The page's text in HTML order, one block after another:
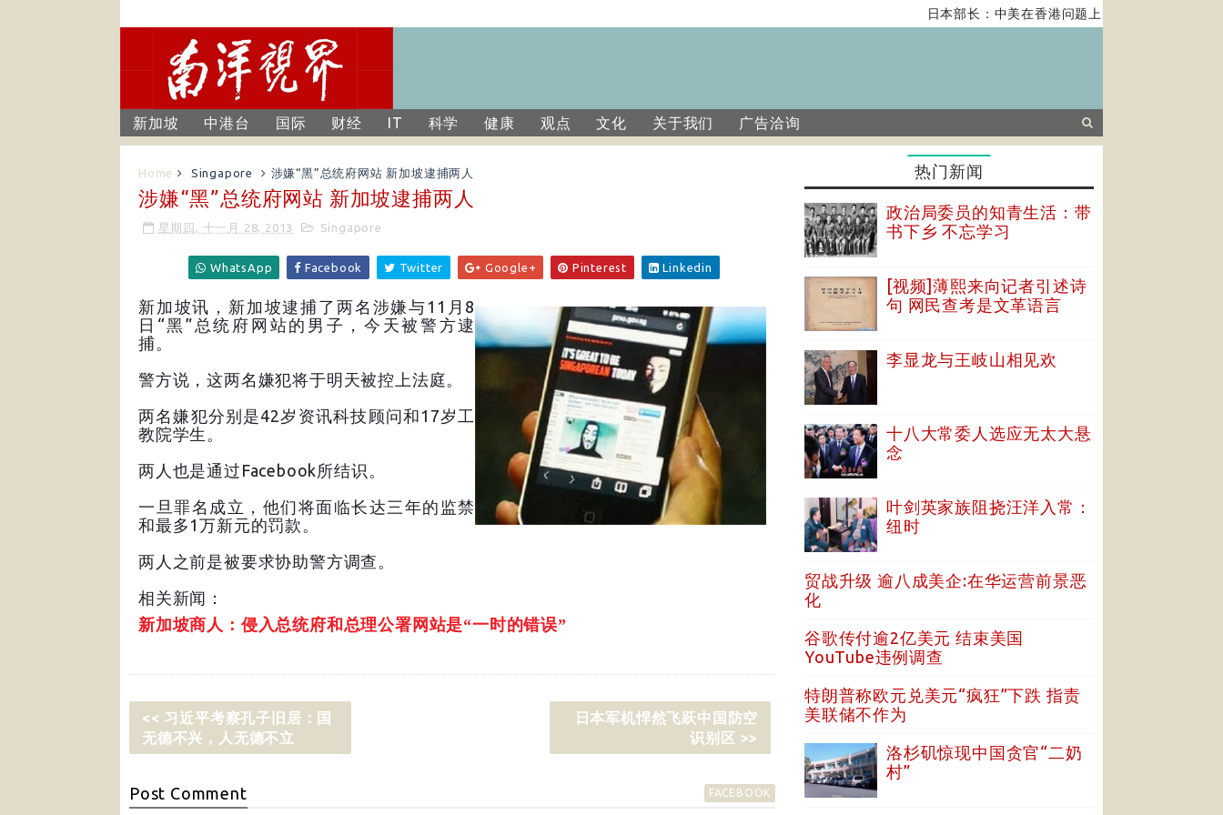
日本部长：中美在香港问题上的紧张关系对全球经
新加坡 中港台 国际 财经 IT 科学 健康 观点 文化 关于我们 广告洽询
Home Singapore 涉嫌“黑”总统府网站 新加坡逮捕两人
涉嫌“黑”总统府网站 新加坡逮捕两人
星期四, 十一月 28, 2013 Singapore
WhatsApp Facebook Twitter Google+ Pinterest Linkedin
新加坡讯，新加坡逮捕了两名涉嫌与11月8
日“黑”总统府网站的男子，今天被警方逮
捕。
警方说，这两名嫌犯将于明天被控上法庭。
两名嫌犯分别是42岁资讯科技顾问和17岁工
教院学生。
两人也是通过Facebook所结识。
一旦罪名成立，他们将面临长达三年的监禁
和最多1万新元的罚款。
两人之前是被要求协助警方调查。
相关新闻：
新加坡商人：侵入总统府和总理公署网站是“一时的错误”
<< 习近平考察孔子旧居：国
无德不兴，人无德不立
日本军机悍然飞跃中国防空
识别区 >>
Post Comment FACEBOOK
热门新闻
政治局委员的知青生活：带
书下乡 不忘学习
[视频]薄熙来向记者引述诗
句 网民查考是文革语言
李显龙与王岐山相见欢
十八大常委人选应无太大悬
念
叶剑英家族阻挠汪洋入常：
纽时
贸战升级 逾八成美企:在华运营前景恶
化
谷歌传付逾2亿美元 结束美国
YouTube违例调查
特朗普称欧元兑美元“疯狂”下跌 指责
美联储不作为
洛杉矶惊现中国贪官“二奶
村”